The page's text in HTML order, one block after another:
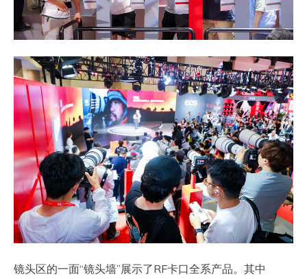
镜头区的一面“镜头墙”展示了RF卡口全系产品。其中